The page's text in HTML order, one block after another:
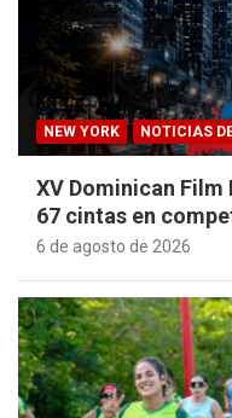
NEW YORK NOTICIAS
XV Dominican
67 cintas en
6 de agosto de 2026